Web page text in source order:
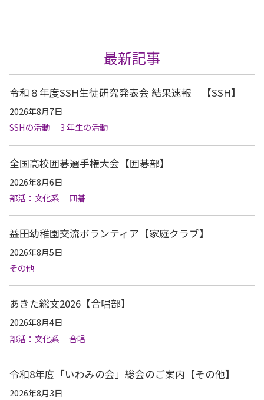
最新記事
令和８年度SSH生徒研究発表会 結果速報 【SSH】
2026年8月7日
SSHの活動
3 年生の活動
全国高校囲碁選手権大会【囲碁部】
2026年8月6日
部活：文化系
囲碁
益田幼稚園交流ボランティア【家庭クラブ】
2026年8月5日
その他
あきた総文2026【合唱部】
2026年8月4日
部活：文化系
合唱
令和8年度「いわみの会」総会のご案内【その他】
2026年8月3日